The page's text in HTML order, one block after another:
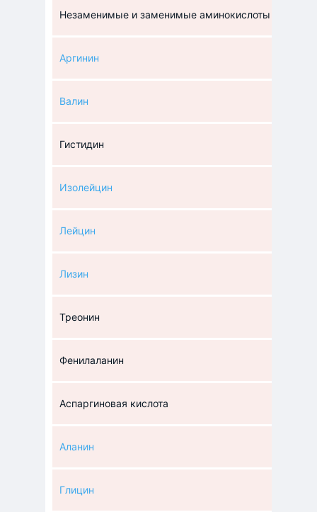
Незаменимые и заменимые аминокислоты
Аргинин
Валин
Гистидин
Изолейцин
Лейцин
Лизин
Треонин
Фенилаланин
Аспаргиновая кислота
Аланин
Глицин